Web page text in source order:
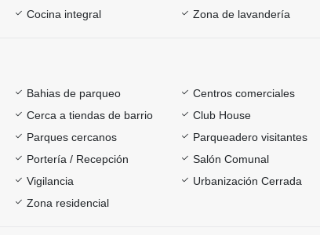
Cocina integral Zona de lavandería
Bahias de parqueo
Centros comerciales
Cerca a tiendas de barrio
Club House
Parques cercanos
Parqueadero visitantes
Portería / Recepción
Salón Comunal
Vigilancia
Urbanización Cerrada
Zona residencial